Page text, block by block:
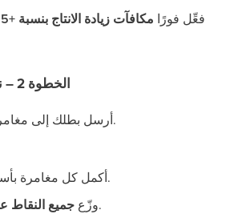
فعِّل فورًا مكافآت زيادة الانتاج بنسبة +25% لإنتاج الموارد
الخطوة 2 – نفّذ مغامرات البطل
أرسل بطلك إلى مغامرة البطل الأولى فورًا.
أكمل كل مغامرة بأسرع وقت ممكن.
وزّع جميع النقاط
.